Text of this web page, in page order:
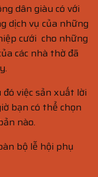
dân giàu có với
dịch vụ của những
cưới cho những
các nhà thờ đã
việc sản xuất lời
bạn có thể chọn
nào.
bộ lễ hội phụ